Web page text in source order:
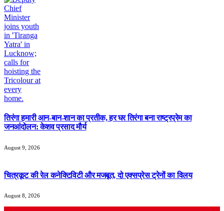
तिरंगा हमारी आन-बान-शान का प्रतीक, हर घर तिरंगा बना राष्ट्रप्रेम का
जनआंदोलन: केशव प्रसाद मौर्य
August 9, 2026
चित्रकूट की रेल कनेक्टिविटी और मजबूत, दो एक्सप्रेस ट्रेनों का विलय
August 8, 2026